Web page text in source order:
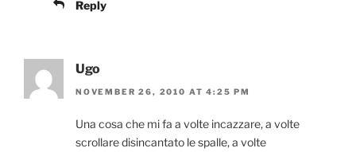
Reply
Ugo
NOVEMBER 26, 2010 AT 4:25 PM
Una cosa che mi fa a volte incazzare, a volte
scrollare disincantato le spalle, a volte